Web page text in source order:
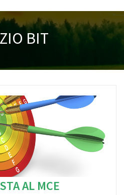
BIT
AL MCE